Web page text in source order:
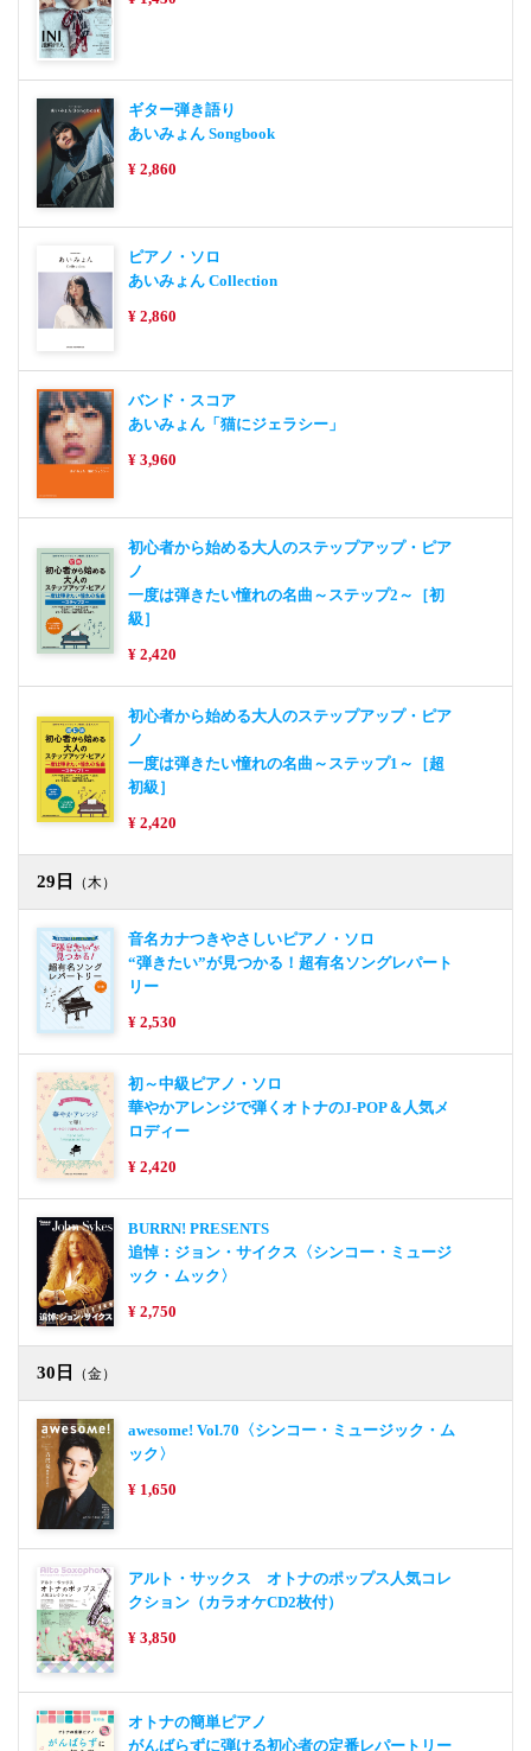
ギター弾き語り
あいみょん Songbook
¥ 2,860
ピアノ・ソロ
あいみょん Collection
¥ 2,860
バンド・スコア
あいみょん「猫にジェラシー」
¥ 3,960
初心者から始める大人のステップアップ・ピア
ノ
一度は弾きたい憧れの名曲～ステップ2～［初
級］
¥ 2,420
初心者から始める大人のステップアップ・ピア
ノ
一度は弾きたい憧れの名曲～ステップ1～［超
初級］
¥ 2,420
29日 （木）
音名カナつきやさしいピアノ・ソロ
“弾きたい”が見つかる！超有名ソングレパート
リー
¥ 2,530
初～中級ピアノ・ソロ
華やかアレンジで弾くオトナのJ-POP＆人気メ
ロディー
¥ 2,420
BURRN! PRESENTS
追悼：ジョン・サイクス〈シンコー・ミュージ
ック・ムック〉
¥ 2,750
30日 （金）
awesome! Vol.70〈シンコー・ミュージック・ム
ック〉
¥ 1,650
アルト・サックス オトナのポップス人気コレ
クション（カラオケCD2枚付）
¥ 3,850
オトナの簡単ピアノ
がんばらずに弾ける初心者の定番レパートリー